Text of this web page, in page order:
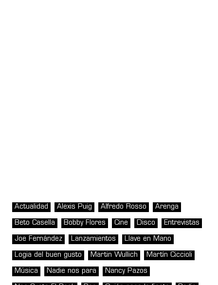
Actualidad Alexis Puig Alfredo Rosso Arenga
Beto Casella Bobby Flores Cine Disco Entrevistas
Joe Fernández Lanzamientos Llave en Mano
Logia del buen gusto Martin Wullich Martín Ciccioli
Música Nadie nos para Nancy Pazos